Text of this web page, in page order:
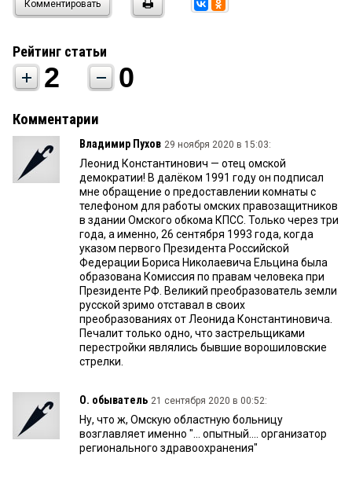
Комментировать
Рейтинг статьи
2 0
Комментарии
Владимир Пухов 29 ноября 2020 в 15:03:
Леонид Константинович — отец омской
демократии! В далёком 1991 году он подписал
мне обращение о предоставлении комнаты с
телефоном для работы омских правозащитников
в здании Омского обкома КПСС. Только через три
года, а именно, 26 сентября 1993 года, когда
указом первого Президента Российской
Федерации Бориса Николаевича Ельцина была
образована Комиссия по правам человека при
Президенте РФ. Великий преобразователь земли
русской зримо отставал в своих
преобразованиях от Леонида Константиновича.
Печалит только одно, что застрельщиками
перестройки являлись бывшие ворошиловские
стрелки.
О. обыватель 21 сентября 2020 в 00:52:
Ну, что ж, Омскую областную больницу
возглавляет именно "... опытный.... организатор
регионального здравоохранения"